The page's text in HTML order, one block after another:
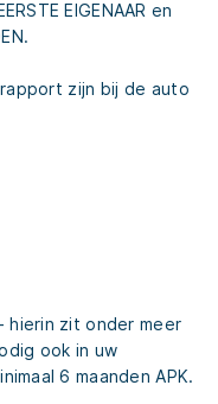
EIGENAAR en
zijn bij de auto
hierin zit onder meer
ook in uw
6 maanden APK.